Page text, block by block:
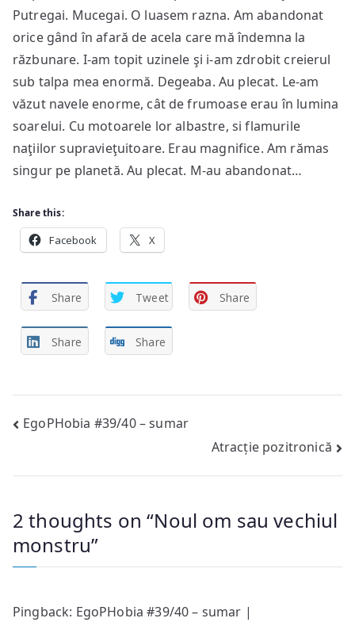
Putregai. Mucegai. O luasem razna. Am abandonat
orice gând în afară de acela care mă îndemna la
răzbunare. I-am topit uzinele şi i-am zdrobit creierul
sub talpa mea enormă. Degeaba. Au plecat. Le-am
văzut navele enorme, cât de frumoase erau în lumina
soarelui. Cu motoarele lor albastre, si flamurile
naţiilor supravieţuitoare. Erau magnifice. Am rămas
singur pe planetă. Au plecat. M-au abandonat…
Share this:
Facebook X
Share Tweet Share
Share Share
Post
EgoPHobia #39/40 – sumar
Atracție pozitronică
2 thoughts on “Noul om sau vechiul
monstru”
Pingback: EgoPHobia #39/40 – sumar |